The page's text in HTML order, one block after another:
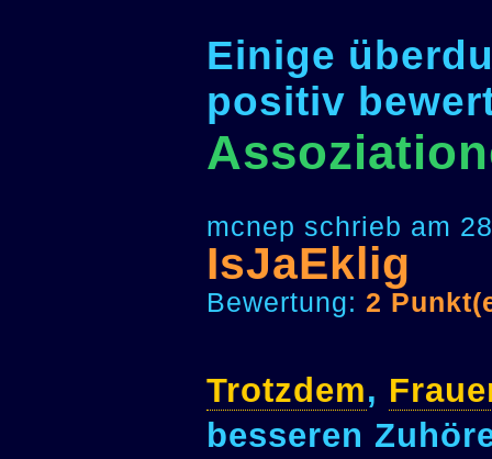
Einige
positiv
mcnep schrieb am
IsJaEklig
Bewertung: 2
Trotzdem,
besseren